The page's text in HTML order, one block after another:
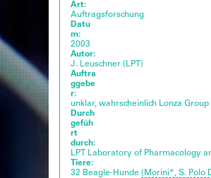
Art:
Auftragsforschung
Datu
m:
2003
Autor:
J. Leuschner (LPT)
Auftra
ggebe
r:
unklar, wahrscheinlich Lonza
Durch
gefüh
rt
durch:
LPT Laboratory of Pharmacology
Tiere:
32 Beagle-Hunde (Morini*, S. Polo